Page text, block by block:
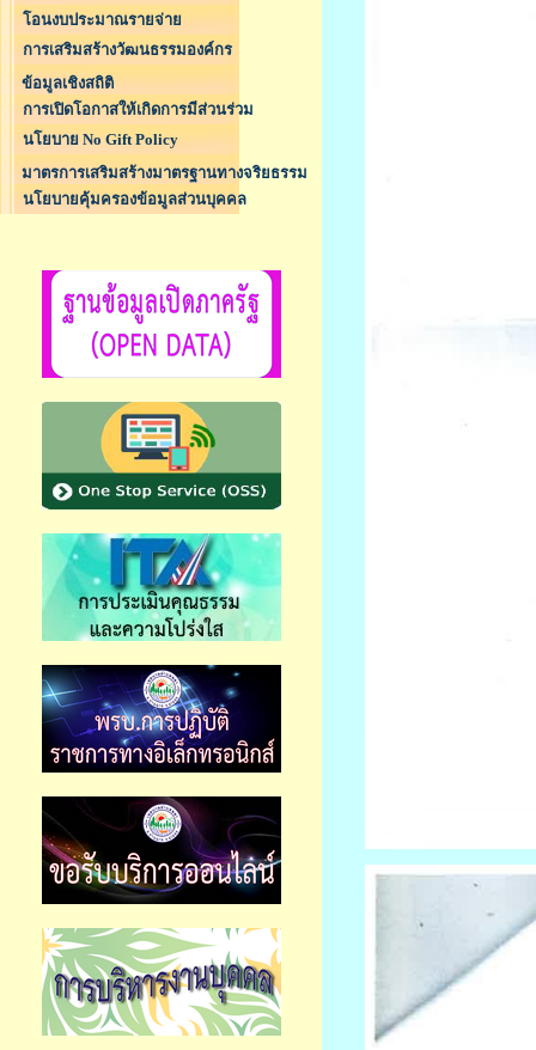
โอนงบประมาณรายจ่าย
การเสริมสร้างวัฒนธรรมองค์กร
ข้อมูลเชิงสถิติ
การเปิดโอกาสให้เกิดการมีส่วนร่วม
นโยบาย No Gift Policy
มาตรการเสริมสร้างมาตรฐานทางจริยธรรม
นโยบายคุ้มครองข้อมูลส่วนบุคคล